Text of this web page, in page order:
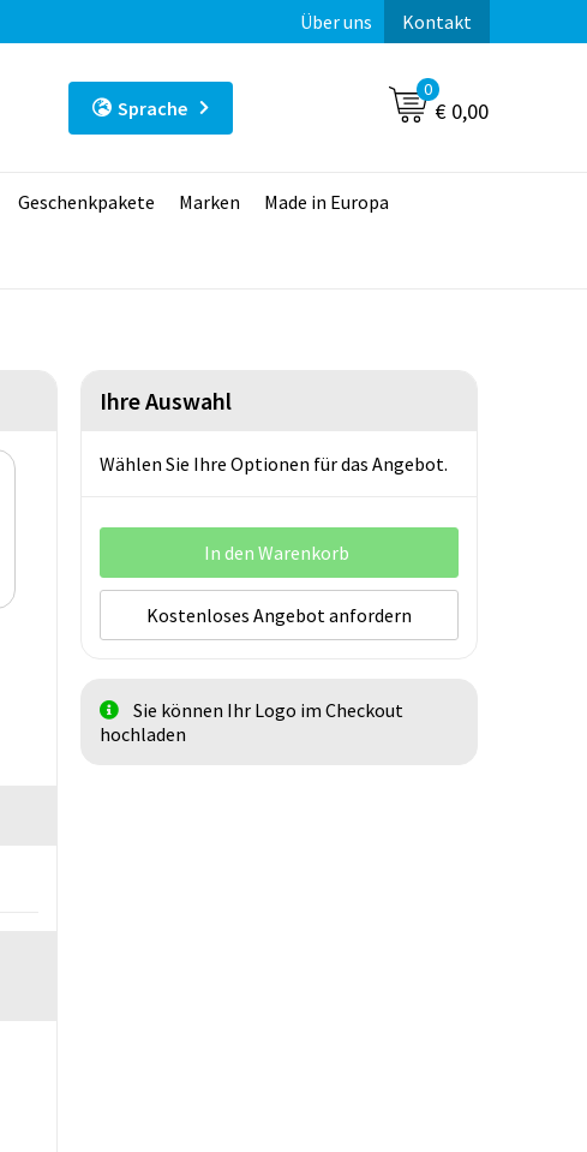
Über uns Kontakt
Sprache
0
€ 0,00
Geschenkpakete Marken Made in Europa
Ihre Auswahl
Wählen Sie Ihre Optionen für das Angebot.
In den Warenkorb
Kostenloses Angebot anfordern
Sie können Ihr Logo im Checkout
hochladen